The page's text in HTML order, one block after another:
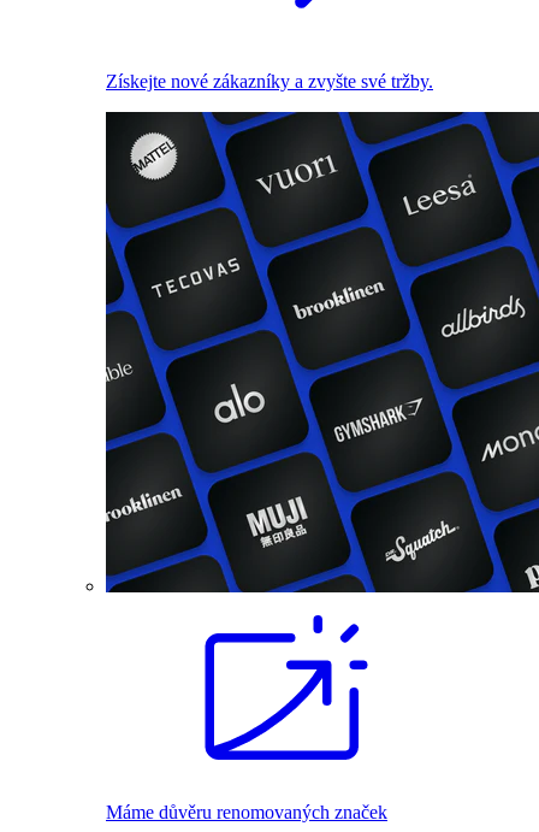
Získejte nové zákazníky a zvyšte své tržby.
Máme důvěru renomovaných značek